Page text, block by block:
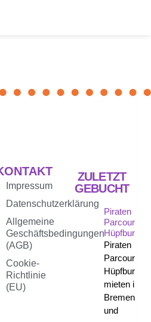
Impressum
Datenschutzerklärung
Allgemeine
Geschäftsbedingungen
(AGB)
Cookie-
Richtlinie
(EU)
ZULETZT
GEBUCHT
Piraten
Parcours
Hüpfburg
Piraten
Parcours
Hüpfburg
mieten in
Bremen
und